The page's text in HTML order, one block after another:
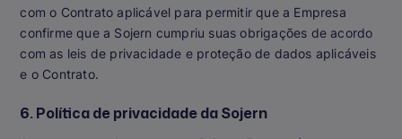
com o Contrato aplicável para permitir que a Empresa
confirme que a Sojern cumpriu suas obrigações de acordo
com as leis de privacidade e proteção de dados aplicáveis
e o Contrato.
6. Política de privacidade da Sojern